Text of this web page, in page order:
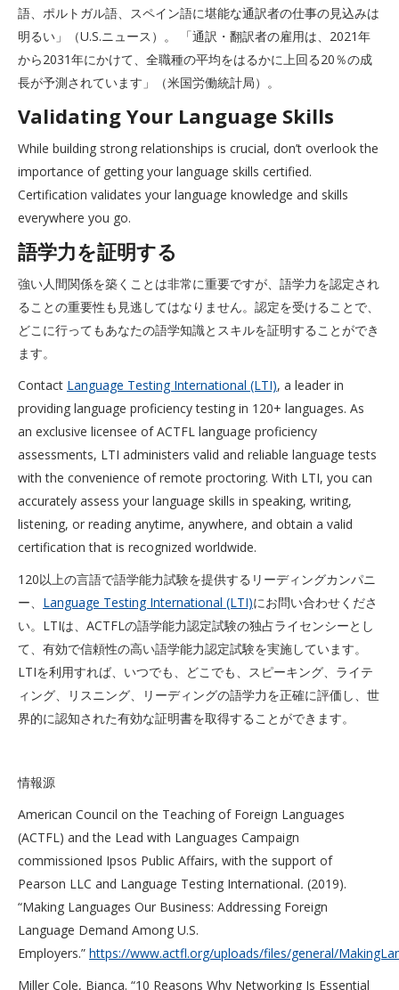
語、ポルトガル語、スペイン語に堪能な通訳者の仕事の見込みは
明るい」（U.S.ニュース）。 「通訳・翻訳者の雇用は、2021年
から2031年にかけて、全職種の平均をはるかに上回る20％の成
長が予測されています」（米国労働統計局）。
Validating Your Language Skills
While building strong relationships is crucial, don’t overlook the
importance of getting your language skills certified.
Certification validates your language knowledge and skills
everywhere you go.
語学力を証明する
強い人間関係を築くことは非常に重要ですが、語学力を認定され
ることの重要性も見逃してはなりません。認定を受けることで、
どこに行ってもあなたの語学知識とスキルを証明することができ
ます。
Contact Language Testing International (LTI), a leader in
providing language proficiency testing in 120+ languages. As
an exclusive licensee of ACTFL language proficiency
assessments, LTI administers valid and reliable language tests
with the convenience of remote proctoring. With LTI, you can
accurately assess your language skills in speaking, writing,
listening, or reading anytime, anywhere, and obtain a valid
certification that is recognized worldwide.
120以上の言語で語学能力試験を提供するリーディングカンパニ
ー、 Language Testing International (LTI)にお問い合わせくださ
い。LTIは、ACTFLの語学能力認定試験の独占ライセンシーとし
て、有効で信頼性の高い語学能力認定試験を実施しています。
LTIを利用すれば、いつでも、どこでも、スピーキング、ライテ
ィング、リスニング、リーディングの語学力を正確に評価し、世
界的に認知された有効な証明書を取得することができます。
情報源
American Council on the Teaching of Foreign Languages
(ACTFL) and the Lead with Languages Campaign
commissioned Ipsos Public Affairs, with the support of
Pearson LLC and Language Testing International. (2019).
“Making Languages Our Business: Addressing Foreign
Language Demand Among U.S.
Employers.” https://www.actfl.org/uploads/files/general/
Miller Cole, Bianca. “10 Reasons Why Networking Is Essential